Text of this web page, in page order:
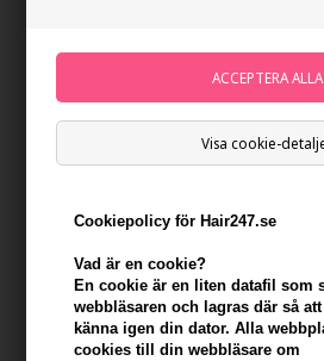
Visa cookie-
Cookiepolicy för Hair247.se
Vad är en cookie?
En cookie är en liten datafil som
webbläsaren och lagras där så
känna igen din dator. Alla
cookies till din webbläsare om
Fudge Elevate Powder 10g
03 - 7g